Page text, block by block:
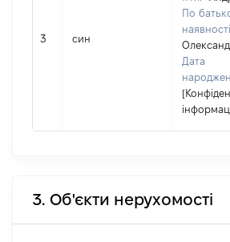
3 син
По
Дата
3. Об'єкти нерухомості